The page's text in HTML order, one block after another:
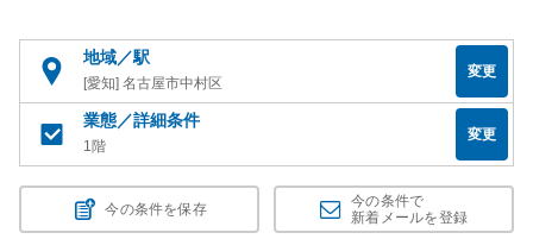
地域／駅
[愛知] 名古屋市中村区
変更
業態／詳細条件
1階
変更
今の条件を保存
今の条件で
新着メールを登録